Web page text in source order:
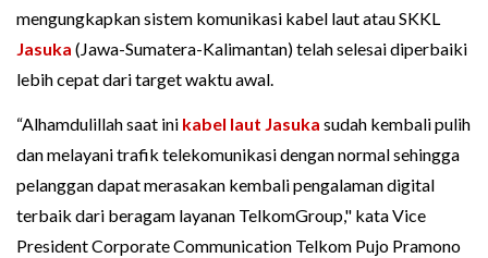
mengungkapkan sistem komunikasi kabel laut atau SKKL
Jasuka (Jawa-Sumatera-Kalimantan) telah selesai diperbaiki
lebih cepat dari target waktu awal.
“Alhamdulillah saat ini kabel laut Jasuka sudah kembali pulih
dan melayani trafik telekomunikasi dengan normal sehingga
pelanggan dapat merasakan kembali pengalaman digital
terbaik dari beragam layanan TelkomGroup," kata Vice
President Corporate Communication Telkom Pujo Pramono